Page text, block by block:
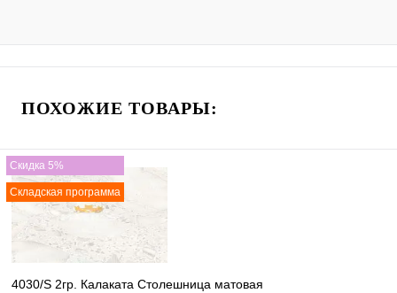
ПОХОЖИЕ ТОВАРЫ:
Скидка 5%
Складская программа
4030/S 2гр. Калаката Столешница матовая